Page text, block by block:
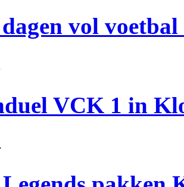
dagen vol
VCK 1 in